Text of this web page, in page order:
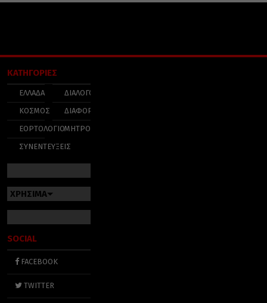
ΚΑΤΗΓΟΡΙΕΣ
ΕΛΛΑΔΑ
ΚΟΣΜΟΣ
ΕΟΡΤΟΛΟΓΙΟ
ΣΥΝΕΝΤΕΥΞΕΙΣ
ΔΙΑΛΟΓΟΣ
ΔΙΑΦΟΡΑ
ΜΗΤΡΟΠΟΛΕΙΣ
ΧΡΗΣΙΜΑ
SOCIAL
FACEBOOK
TWITTER